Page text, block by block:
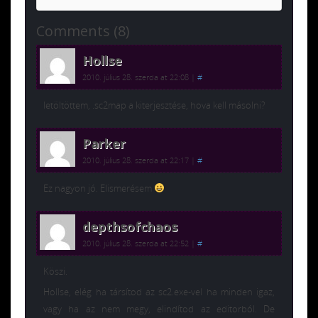
Comments (8)
Hollse
2010. július 28. szerda at 22:08 #
letöltöttem, .sc2map a kiterjesztése, hova kell másolni?
Parker
2010. július 28. szerda at 22:17 #
Ez nagyon jó. Elismerésem
depthsofchaos
2010. július 28. szerda at 22:52 #
Köszi.
Hollse, elég ha társítod az sc2.exe-vel ha minden igaz,
vagy ha az nem megy, elindítod az editorból. De